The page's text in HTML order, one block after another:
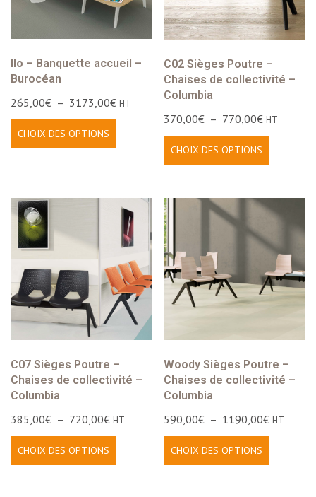
Ilo – Banquette accueil –
Burocéan
265,00€ – 3173,00€ HT
CHOIX DES OPTIONS
C02 Sièges Poutre –
Chaises de collectivité –
Columbia
370,00€ – 770,00€ HT
CHOIX DES OPTIONS
C07 Sièges Poutre –
Chaises de collectivité –
Columbia
385,00€ – 720,00€ HT
CHOIX DES OPTIONS
Woody Sièges Poutre –
Chaises de collectivité –
Columbia
590,00€ – 1190,00€ HT
CHOIX DES OPTIONS